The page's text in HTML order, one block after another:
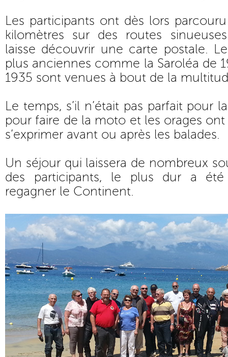
Les participants ont dès lors
kilomètres sur des routes
laisse découvrir une carte postale.
plus anciennes comme la Saroléa de
1935 sont venues à bout de la
Le temps, s’il n’était pas parfait pour
pour faire de la moto et les orages
s’exprimer avant ou après les balades.
Un séjour qui laissera de nombreux
des participants, le plus dur a
regagner le Continent.